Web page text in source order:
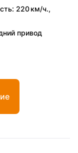
220 км/ч.,
привод